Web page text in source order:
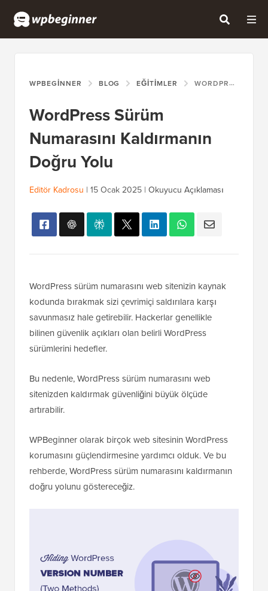
WPBEGINNER BLOG EĞITIMLER WORDPRESS SÜRÜM NUMARASINI KALDIRMANIN DOĞRU YOLU
WordPress Sürüm
Numarasını Kaldırmanın
Doğru Yolu
Editör Kadrosu | 15 Ocak 2025 | Okuyucu Açıklaması
WordPress sürüm numarasını web sitenizin kaynak
kodunda bırakmak sizi çevrimiçi saldırılara karşı
savunmasız hale getirebilir. Hackerlar genellikle
bilinen güvenlik açıkları olan belirli WordPress
sürümlerini hedefler.
Bu nedenle, WordPress sürüm numarasını web
sitenizden kaldırmak güvenliğini büyük ölçüde
artırabilir.
WPBeginner olarak birçok web sitesinin WordPress
korumasını güçlendirmesine yardımcı olduk. Ve bu
rehberde, WordPress sürüm numarasını kaldırmanın
doğru yolunu göstereceğiz.